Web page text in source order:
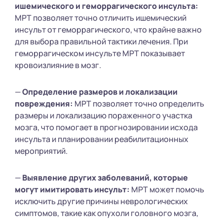
ишемического и геморрагического инсульта:
МРТ позволяет точно отличить ишемический
инсульт от геморрагического, что крайне важно
для выбора правильной тактики лечения. При
геморрагическом инсульте МРТ показывает
кровоизлияние в мозг.
—Определение размеров и локализации
повреждения: МРТ позволяет точно определить
размеры и локализацию пораженного участка
мозга, что помогает в прогнозировании исхода
инсульта и планировании реабилитационных
мероприятий.
—Выявление других заболеваний, которые
могут имитировать инсульт: МРТ может помочь
исключить другие причины неврологических
симптомов, такие как опухоли головного мозга,